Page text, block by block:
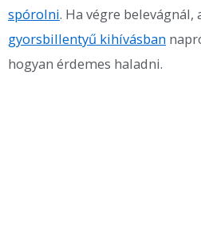
spórolni. Ha végre belevágnál,
gyorsbillentyű kihívásban
hogyan érdemes haladni.